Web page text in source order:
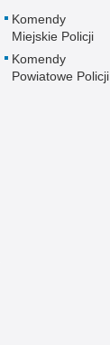
Komendy
Miejskie Policji
Komendy
Powiatowe Policji